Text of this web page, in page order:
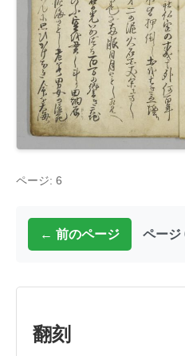
ページ: 6
← 前のページ ページ
翻刻